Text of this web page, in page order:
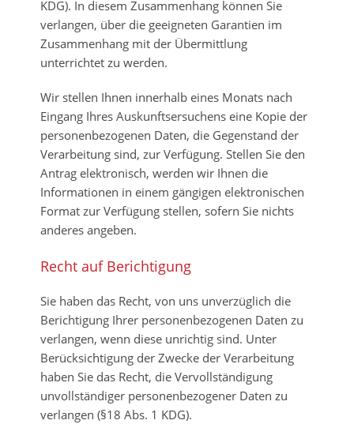
KDG). In diesem Zusammenhang können Sie
verlangen, über die geeigneten Garantien im
Zusammenhang mit der Übermittlung
unterrichtet zu werden.
Wir stellen Ihnen innerhalb eines Monats nach
Eingang Ihres Auskunftsersuchens eine Kopie der
personenbezogenen Daten, die Gegenstand der
Verarbeitung sind, zur Verfügung. Stellen Sie den
Antrag elektronisch, werden wir Ihnen die
Informationen in einem gängigen elektronischen
Format zur Verfügung stellen, sofern Sie nichts
anderes angeben.
Recht auf Berichtigung
Sie haben das Recht, von uns unverzüglich die
Berichtigung Ihrer personenbezogenen Daten zu
verlangen, wenn diese unrichtig sind. Unter
Berücksichtigung der Zwecke der Verarbeitung
haben Sie das Recht, die Vervollständigung
unvollständiger personenbezogener Daten zu
verlangen (§18 Abs. 1 KDG).